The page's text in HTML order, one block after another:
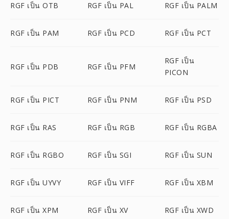
RGF เป็น OTB RGF เป็น PAL RGF เป็น PALM
RGF เป็น PAM RGF เป็น PCD RGF เป็น PCT
RGF เป็น PDB RGF เป็น PFM
RGF เป็น
PICON
RGF เป็น PICT RGF เป็น PNM RGF เป็น PSD
RGF เป็น RAS RGF เป็น RGB RGF เป็น RGBA
RGF เป็น RGBO RGF เป็น SGI RGF เป็น SUN
RGF เป็น UYVY RGF เป็น VIFF RGF เป็น XBM
RGF เป็น XPM RGF เป็น XV RGF เป็น XWD